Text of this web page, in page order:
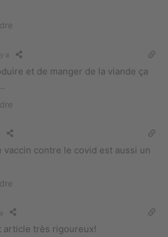
a
et de manger de la viande ça
vaccin contre le covid est aussi un
article très rigoureux!